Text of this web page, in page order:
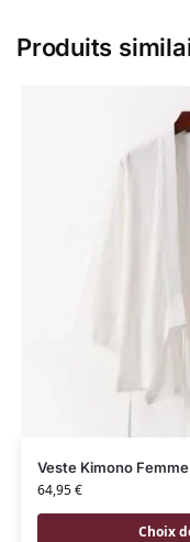
Produits
Veste Kimono
64,95€
Choix